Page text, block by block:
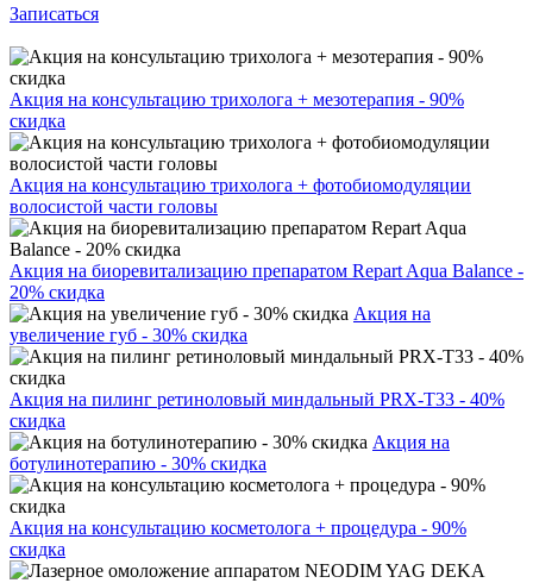
Записаться
Акция на консультацию трихолога + мезотерапия - 90%
скидка
Акция на консультацию трихолога + фотобиомодуляции
волосистой части головы
Акция на биоревитализацию препаратом Repart Aqua Balance -
20% скидка
Акция на
увеличение губ - 30% скидка
Акция на пилинг ретиноловый миндальный PRX-T33 - 40%
скидка
Акция на
ботулинотерапию - 30% скидка
Акция на консультацию косметолога + процедура - 90%
скидка